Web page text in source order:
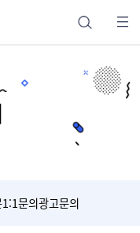
1:1문의광고문의